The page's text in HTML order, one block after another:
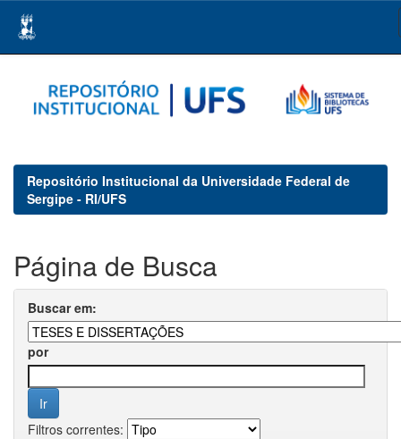
navigation
Repositório Institucional da Universidade Federal de
Sergipe - RI/UFS
Página de Busca
Buscar em:
por
Filtros correntes: